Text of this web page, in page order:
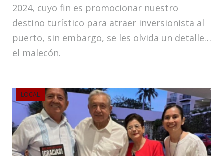
2024, cuyo fin es promocionar nuestro
destino turístico para atraer inversionista al
puerto, sin embargo, se les olvida un detalle…
el malecón.
LOCAL